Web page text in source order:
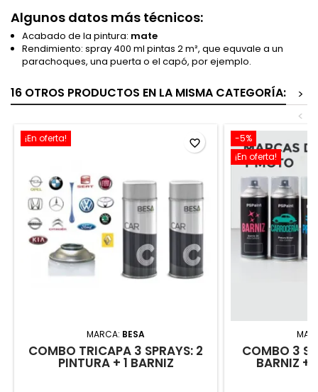
Algunos datos más técnicos:
Acabado de la pintura: mate
Rendimiento: spray 400 ml pintas 2 m², que equvale a un
parachoques, una puerta o el capó, por ejemplo.
16 OTROS PRODUCTOS EN LA MISMA CATEGORÍA:
>
<
¡En oferta!
MARCA: BESA
COMBO TRICAPA 3 SPRAYS: 2
PINTURA + 1 BARNIZ
favorite_border
-5%
¡En oferta!
COMBO 3
BARNIZ +